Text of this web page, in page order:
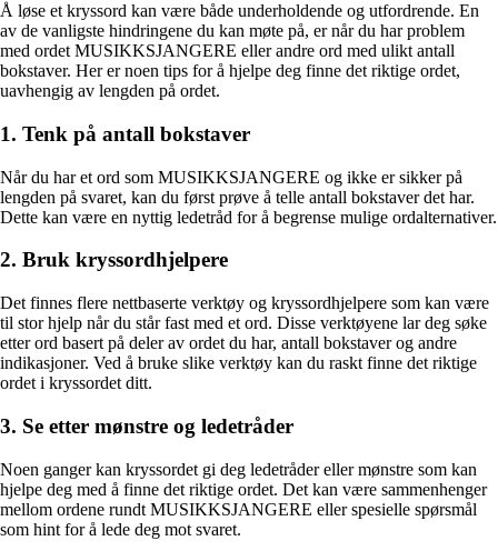
Å løse et kryssord kan være både underholdende og utfordrende. En
av de vanligste hindringene du kan møte på, er når du har problem
med ordet MUSIKKSJANGERE eller andre ord med ulikt antall
bokstaver. Her er noen tips for å hjelpe deg finne det riktige ordet,
uavhengig av lengden på ordet.
1. Tenk på antall bokstaver
Når du har et ord som MUSIKKSJANGERE og ikke er sikker på
lengden på svaret, kan du først prøve å telle antall bokstaver det har.
Dette kan være en nyttig ledetråd for å begrense mulige ordalternativer.
2. Bruk kryssordhjelpere
Det finnes flere nettbaserte verktøy og kryssordhjelpere som kan være
til stor hjelp når du står fast med et ord. Disse verktøyene lar deg søke
etter ord basert på deler av ordet du har, antall bokstaver og andre
indikasjoner. Ved å bruke slike verktøy kan du raskt finne det riktige
ordet i kryssordet ditt.
3. Se etter mønstre og ledetråder
Noen ganger kan kryssordet gi deg ledetråder eller mønstre som kan
hjelpe deg med å finne det riktige ordet. Det kan være sammenhenger
mellom ordene rundt MUSIKKSJANGERE eller spesielle spørsmål
som hint for å lede deg mot svaret.